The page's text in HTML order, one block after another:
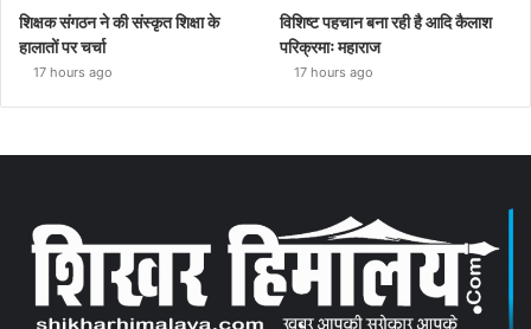
शिक्षक संगठन ने की संस्कृत शिक्षा के
हालातों पर चर्चा
17 hours ago
विशिष्ट पहचान बना रही है आदि कैलाश
परिक्रमाः महाराज
17 hours ago